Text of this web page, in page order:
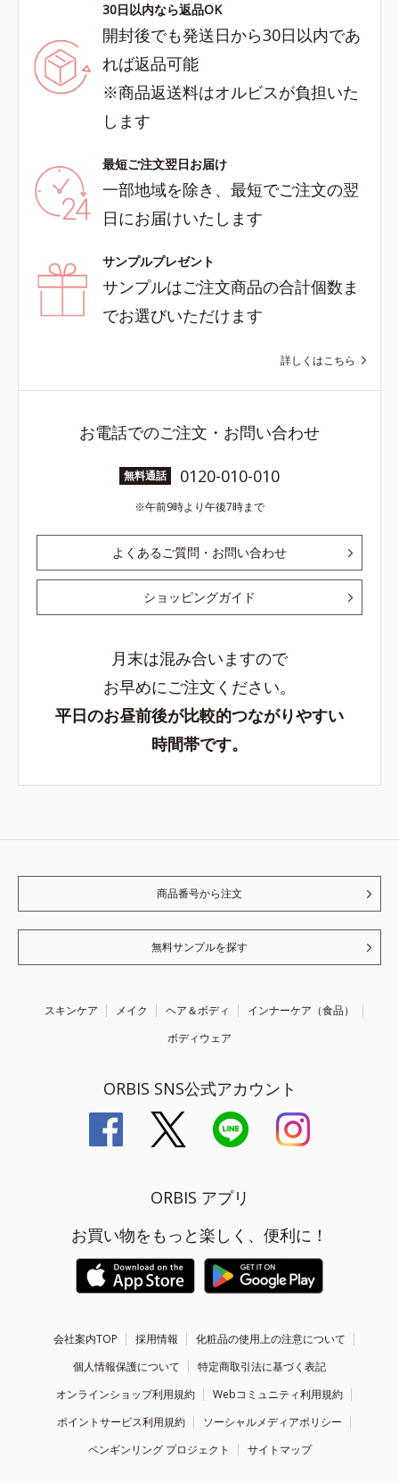
30日以内なら返品OK
開封後でも発送日から30日以内であ
れば返品可能
※商品返送料はオルビスが負担いた
します
最短ご注文翌日お届け
一部地域を除き、最短でご注文の翌
日にお届けいたします
サンプルプレゼント
サンプルはご注文商品の合計個数ま
でお選びいただけます
詳しくはこちら
お電話でのご注文・お問い合わせ
無料通話 0120-010-010
午前9時より午後7時まで
よくあるご質問・お問い合わせ
ショッピングガイド
月末は混み合いますので
お早めにご注文ください。
平日のお昼前後が比較的つながりやすい
時間帯です。
商品番号から注文
無料サンプルを探す
スキンケア メイク ヘア＆ボディ
インナーケア（食品）
ボディウェア
ORBIS SNS公式アカウント
ORBIS アプリ
お買い物をもっと楽しく、便利に！
会社案内TOP 採用情報
化粧品の使用上の注意について
個人情報保護について
特定商取引法に基づく表記
オンラインショップ利用規約
Webコミュニティ利用規約
ポイントサービス利用規約
ソーシャルメディアポリシー
ペンギンリング プロジェクト
サイトマップ